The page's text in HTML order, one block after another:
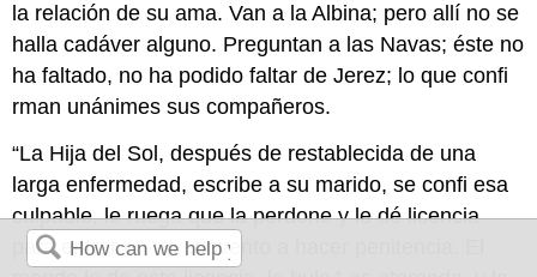
la relación de su ama. Van a la Albina; pero allí no se
halla cadáver alguno. Preguntan a las Navas; éste no
ha faltado, no ha podido faltar de Jerez; lo que confi
rman unánimes sus compañeros.
“La Hija del Sol, después de restablecida de una
larga enfermedad, escribe a su marido, se confi esa
culpable, le ruega que la perdone y le dé licencia
para entrar en un convento a hacer penitencia. El